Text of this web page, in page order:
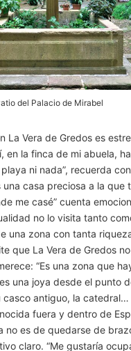
del Palacio de Mirabel
La Vera de Gredos es
en la finca de mi abuela,
ni nada”, recuerda
una casa preciosa a la que
me casé” cuenta
no lo visita tanto
una zona con tanta
que La Vera de Gredos
“Es una zona que
una joya desde el punto
antiguo, la catedral…
fuera y dentro de
no es de quedarse de
claro. “Me gustaría